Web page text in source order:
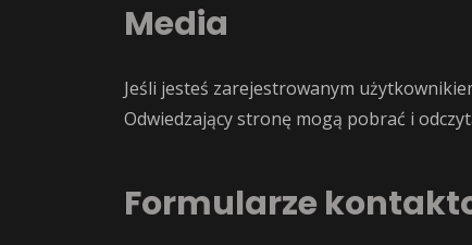
Media
Jeśli jesteś zarejestrowanym
Odwiedzający stronę mogą pobrać i
Formularze